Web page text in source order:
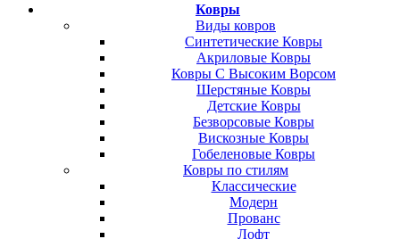
Ковры
Виды ковров
Синтетические Ковры
Акриловые Ковры
Ковры С Высоким Ворсом
Шерстяные Ковры
Детские Ковры
Безворсовые Ковры
Вискозные Ковры
Гобеленовые Ковры
Ковры по стилям
Классические
Модерн
Прованс
Лофт